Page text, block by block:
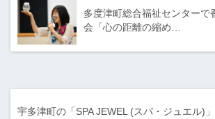
多度津町総合福祉センターで
会「心の距離の縮め…
宇多津町の「SPA JEWEL (スパ・ジュエル)